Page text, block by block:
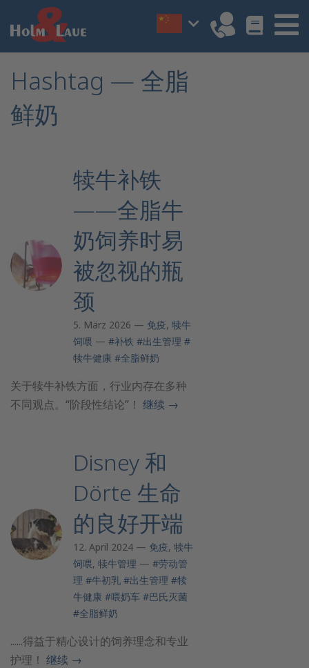
Hashtag — 全脂
鲜奶
犊牛补铁
——全脂牛
奶饲养时易
被忽视的瓶
颈
5. März 2026 — 免疫, 犊牛
饲喂 — #补铁 #出生管理 #
犊牛健康 #全脂鲜奶
关于犊牛补铁方面，行业内存在多种
不同观点。“阶段性结论”！ 继续 →
Disney 和
Dörte 生命
的良好开端
12. April 2024 — 免疫, 犊牛
饲喂, 犊牛管理 — #劳动管
理 #牛初乳 #出生管理 #犊
牛健康 #喂奶车 #巴氏灭菌
#全脂鲜奶
......得益于精心设计的饲养理念和专业
护理！ 继续 →